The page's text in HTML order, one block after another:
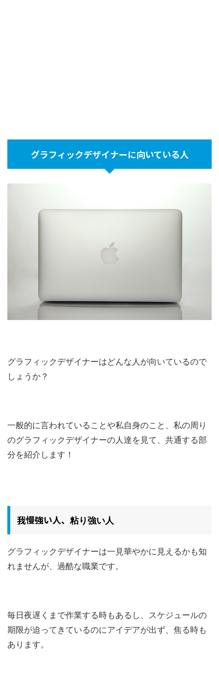
グラフィックデザイナーに向いている人
グラフィックデザイナーはどんな人が向いているので
しょうか？
一般的に言われていることや私自身のこと、私の周り
のグラフィックデザイナーの人達を見て、共通する部
分を紹介します！
我慢強い人、 粘り強い人
グラフィックデザイナーは一見華やかに見えるかも知
れませんが、過酷な職業です。
毎日夜遅くまで作業する時もあるし、スケジュールの
期限が迫ってきているのにアイデアが出ず、焦る時も
あります。